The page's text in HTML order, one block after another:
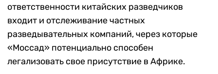
ответственности китайских разведчиков
входит и отслеживание частных
разведывательных компаний, через которые
«Моссад» потенциально способен
легализовать свое присутствие в Африке.